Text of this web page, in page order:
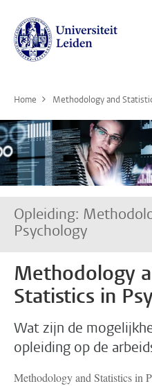
Home Methodology and
Opleiding:
Psychology
Methodology
Statistics in
Wat zijn de
opleiding op de
Methodology and Statistics in